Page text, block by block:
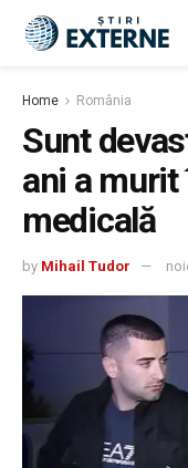
Home România
Sunt
ani a
medicală
by Mihail Tudor